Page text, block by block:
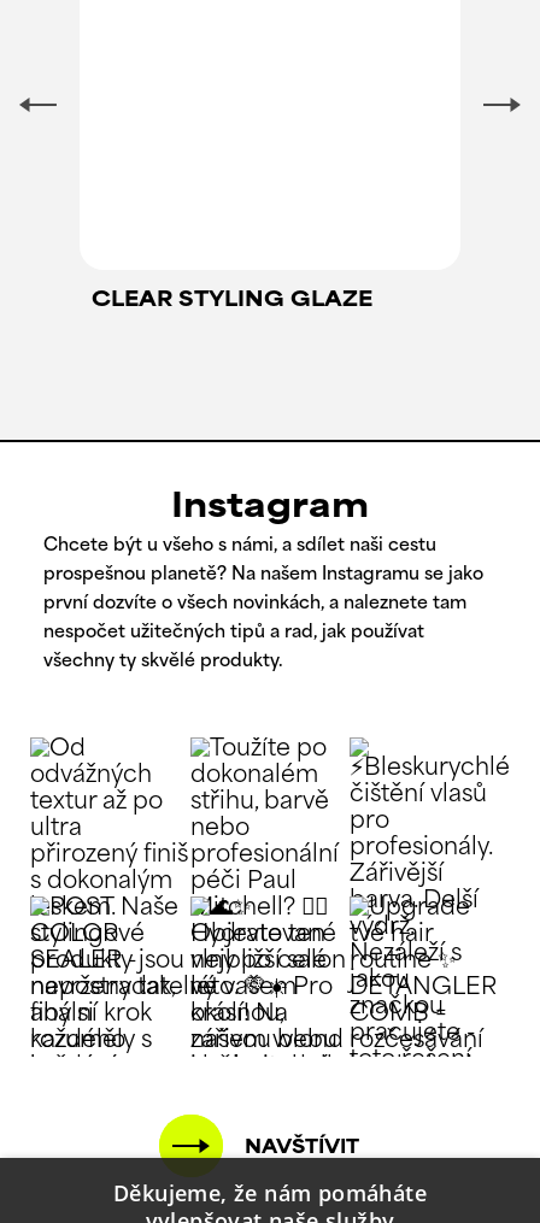
CLEAR STYLING GLAZE
Instagram
Chcete být u všeho s námi, a sdílet naši cestu
prospešnou planetě? Na našem Instagramu se jako
první dozvíte o všech novinkách, a naleznete tam
nespočet užitečných tipů a rad, jak používat
všechny ty skvělé produkty.
NAVŠTÍVIT
Děkujeme, že nám pomáháte